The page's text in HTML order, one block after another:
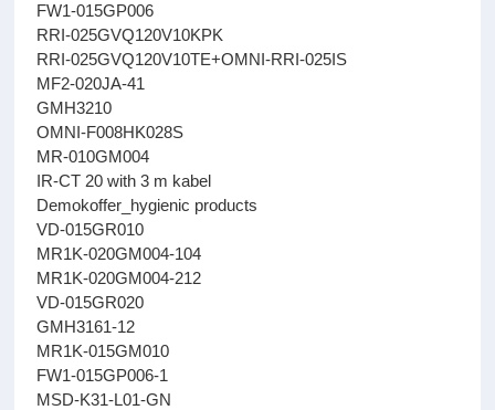
FW1-015GP006
RRI-025GVQ120V10KPK
RRI-025GVQ120V10TE+OMNI-RRI-025IS
MF2-020JA-41
GMH3210
OMNI-F008HK028S
MR-010GM004
IR-CT 20 with 3 m kabel
Demokoffer_hygienic products
VD-015GR010
MR1K-020GM004-104
MR1K-020GM004-212
VD-015GR020
GMH3161-12
MR1K-015GM010
FW1-015GP006-1
MSD-K31-L01-GN